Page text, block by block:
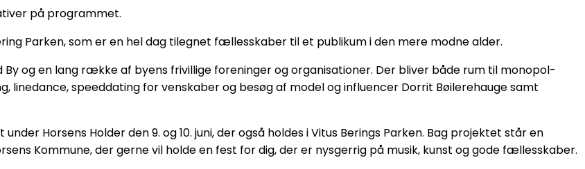
på programmet.
Parken, som er en hel dag tilegnet fællesskaber til et publikum i den mere modne alder.
By og en lang række af byens frivillige foreninger og organisationer. Der bliver både rum til monopol-
speeddating for venskaber og besøg af model og influencer Dorrit Bøilerehauge samt
Horsens Holder den 9. og 10. juni, der også holdes i Vitus Berings Parken. Bag projektet står en
Kommune, der gerne vil holde en fest for dig, der er nysgerrig på musik, kunst og gode fællesskaber.